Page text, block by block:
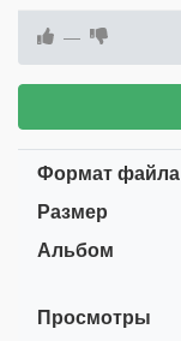
—
Формат файла
Размер
Альбом
Просмотры